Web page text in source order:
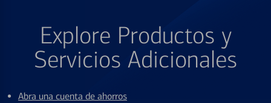
Explore Productos y
Servicios Adicionales
Abra una cuenta de ahorros